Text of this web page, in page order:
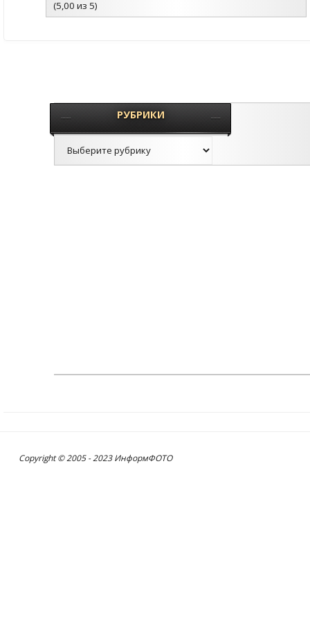
(5,00 из 5)
РУБРИКИ
Copyright © 2005 - 2023 ИнформФОТО